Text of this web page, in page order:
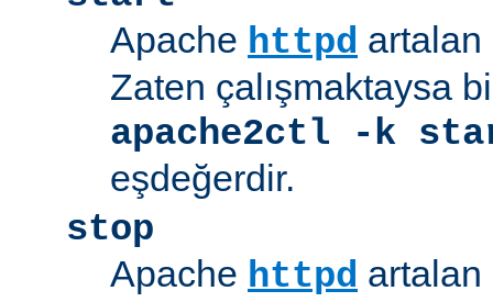
Apache httpd artalan
Zaten çalışmaktaysa
apache2ctl -k
eşdeğerdir.
stop
Apache httpd artalan